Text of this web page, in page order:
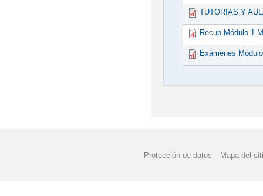
TUTORIAS Y
Recup Módulo 1
Exámenes
Protección de datos Mapa del